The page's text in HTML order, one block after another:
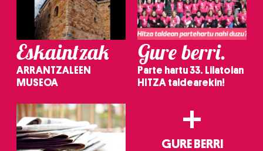
Eskaintzak
ARRANTZALEEN
MUSEOA
Gure berri.
Parte hartu 33. Lilatoian
HITZA taldearekin!
+
GURE BERRI